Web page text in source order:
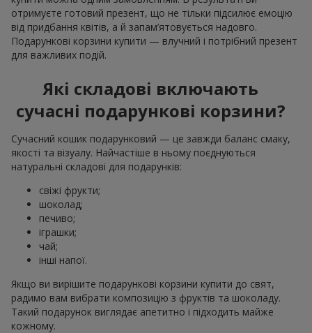
отримуєте готовий презент, що не тільки підсилює емоцію
від придбання квітів, а й запам’ятовується надовго.
Подарункові корзини купити — влучний і потрібний презент
для важливих подій.
Які складові включають
сучасні подарункові корзини?
Сучасний кошик подарунковий — це завжди баланс смаку,
якості та візуалу. Найчастіше в ньому поєднуються
натуральні складові для подарунків:
свіжі фрукти;
шоколад;
печиво;
іграшки;
чай;
інші напої.
Якщо ви вирішите подарункові корзини купити до свят,
радимо вам вибрати композицію з фруктів та шоколаду.
Такий подарунок виглядає апетитно і підходить майже
кожному.